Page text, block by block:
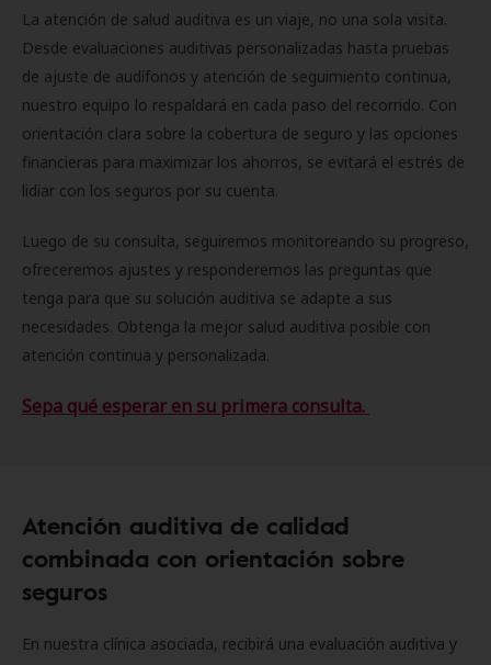
La atención de salud auditiva es un viaje, no una sola visita.
Desde evaluaciones auditivas personalizadas hasta pruebas
de ajuste de audífonos y atención de seguimiento continua,
nuestro equipo lo respaldará en cada paso del recorrido. Con
orientación clara sobre la cobertura de seguro y las opciones
financieras para maximizar los ahorros, se evitará el estrés de
lidiar con los seguros por su cuenta.
Luego de su consulta, seguiremos monitoreando su progreso,
ofreceremos ajustes y responderemos las preguntas que
tenga para que su solución auditiva se adapte a sus
necesidades. Obtenga la mejor salud auditiva posible con
atención continua y personalizada.
Sepa qué esperar en su primera consulta.
Atención auditiva de calidad
combinada con orientación sobre
seguros
En nuestra clínica asociada, recibirá una evaluación auditiva y